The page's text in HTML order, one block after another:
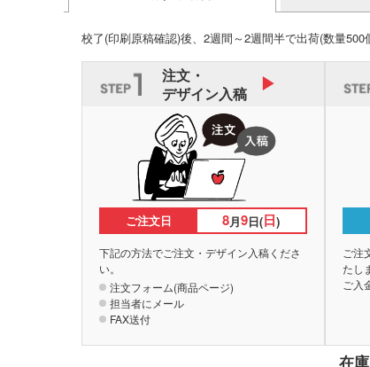
校了(印刷原稿確認)後、2週間～2週間半で出荷(数量500
注文・
デザイン入稿
ご注文日 8月9日(日)
下記の方法でご注文・デザイン入稿くださ
い。
注文フォーム(商品ページ)
担当者にメール
FAX送付
ご注
たし
ご入
在